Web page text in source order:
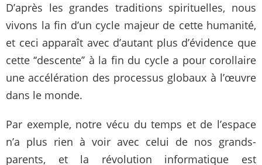
D’après les grandes traditions spirituelles, nous
vivons la fin d’un cycle majeur de cette humanité,
et ceci apparaît avec d’autant plus d’évidence que
cette ‘‘descente’’ à la fin du cycle a pour corollaire
une accélération des processus globaux à l’œuvre
dans le monde.
Par exemple, notre vécu du temps et de l’espace
n’a plus rien à voir avec celui de nos grands-
parents, et la révolution informatique est